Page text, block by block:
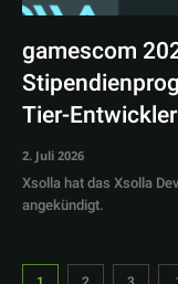
gamescom
Tier-Entwickler
2. Juli 2026
Xsolla hat das Xsolla
angekündigt.